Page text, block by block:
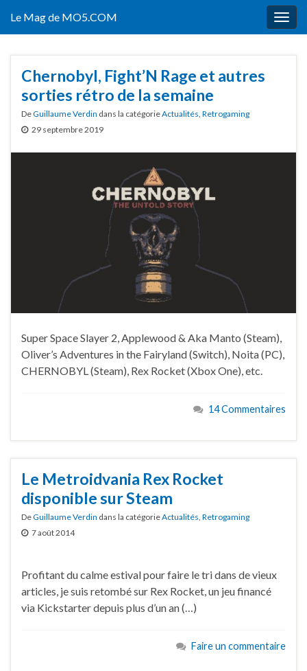
Le Mag de MO5.COM
Chernobyl, Fight’N Rage et autres
sorties rétro de la semaine
DeGuillaume Verdin dans la catégorieActualités, Retrogaming
29 septembre 2019
Super Space Slayer 2, Applewood & Aka Manto (Steam),
Oliver’s Adventures in the Fairyland (Switch), Noita (PC),
CHERNOBYL (Steam), Rex Rocket (Xbox One), etc.
14 Commentaires
Le Metroidvania Rex Rocket
disponible sur Steam
DeGuillaume Verdin dans la catégorieActualités Retrogaming
7 août 2014
Profitant du calme estival pour faire le tri dans de vieux
articles, je suis retombé sur Rex Rocket, un jeu financé
via Kickstarter depuis plus d’un an (…)
Faire un commentaire